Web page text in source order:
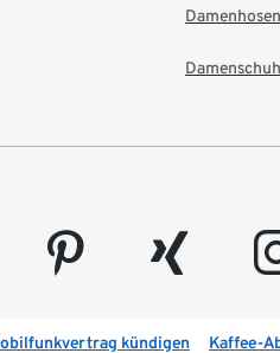
Damenhosen
pinterest xing
kündigen Kaffee-